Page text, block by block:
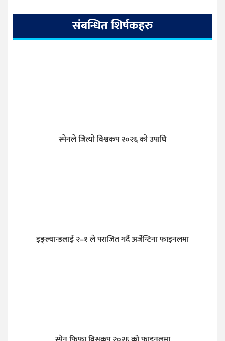
संबन्धित शिर्षकहरु
स्पेनले जित्याे विश्वकप २०२६ को उपाधि
इङ्ल्यान्डलाई २–१ ले पराजित गर्दै अर्जेन्टिना फाइनलमा